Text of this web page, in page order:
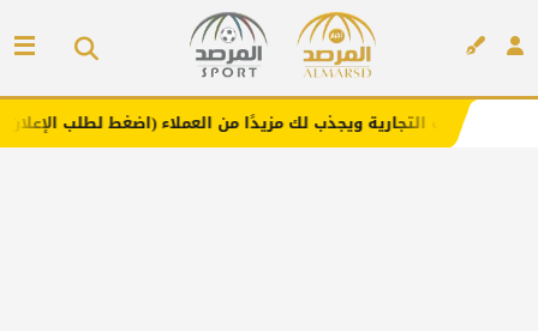
ويجذب لك مزيدًا من العملاء (اضغط لطلب الإعلان)